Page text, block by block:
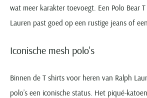
wat meer karakter toevoegt. Een Polo Bear
Lauren past goed op een rustige jeans of
Iconische mesh polo's
Binnen de T shirts voor heren van Ralph
polo’s een iconische status. Het piqué-